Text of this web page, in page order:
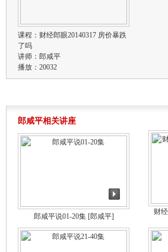
课程： 财经郎眼20140317 房价暴跌
了吗
讲师： 郎咸平
播放：20032
郎咸平相关讲座
郎咸平说01-20集[郎咸平]
财